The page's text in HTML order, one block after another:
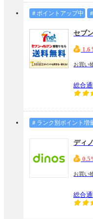
＃ポイントアップ中
セブ
1.6
お買い
総合
＃ランク別ポイント増
ディ
お買い
総合